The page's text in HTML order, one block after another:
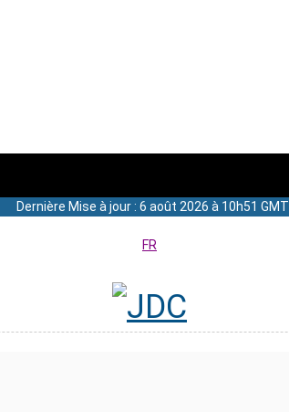
Dernière Mise à jour : 6 août 2026 à 10h51 GMT
FR